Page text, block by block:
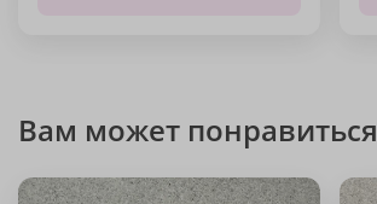
Вам может понравиться